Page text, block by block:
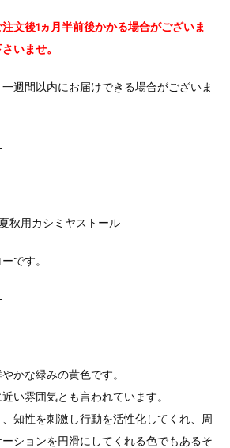
文後1ヵ月半前後かかる場合がございま
いませ。
週間以内にお届けできる場合がございま
秋用カシミヤストール
です。
かな緑みの黄色です。
い雰囲気とも言われています。
知性を刺激し行動を活性化してくれ、周
ションを円滑にしてくれる色でもあるそ